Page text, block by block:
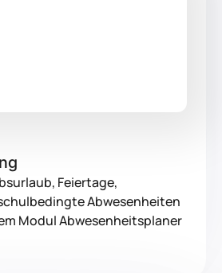
Feiertage,
Abwesenheiten
Modul Abwesenheitsplaner